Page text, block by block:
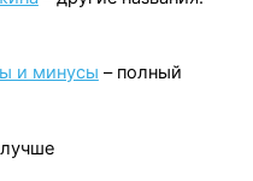
и минусы – полный